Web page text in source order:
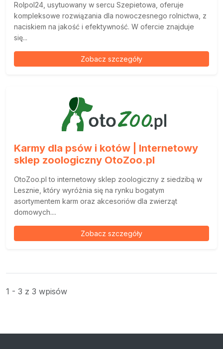
Rolpol24, usytuowany w sercu Szepietowa, oferuje
kompleksowe rozwiązania dla nowoczesnego rolnictwa, z
naciskiem na jakość i efektywność. W ofercie znajduje
się...
Zobacz szczegóły
Karmy dla psów i kotów | Internetowy
sklep zoologiczny OtoZoo.pl
OtoZoo.pl to internetowy sklep zoologiczny z siedzibą w
Lesznie, który wyróżnia się na rynku bogatym
asortymentem karm oraz akcesoriów dla zwierząt
domowych....
Zobacz szczegóły
1 - 3 z 3 wpisów